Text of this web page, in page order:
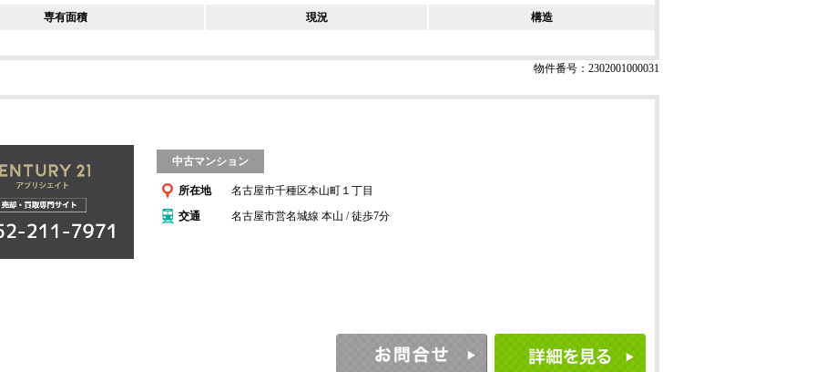
専有面積 現況 構造
物件番号：2302001000031
中古マンション
所在地
名古屋市千種区本山町１丁目
交通
名古屋市営名城線 本山 / 徒歩7分